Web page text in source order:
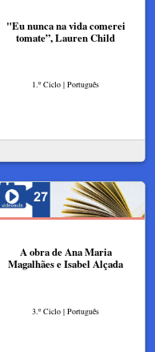
"Eu nunca na vida comerei
tomate”, Lauren Child
1.º Ciclo | Português
A obra de Ana Maria
Magalhães e Isabel Alçada
3.º Ciclo | Português